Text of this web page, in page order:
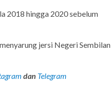
2018 hingga 2020 sebelum
jersi Negeri Sembilan
dan Telegram